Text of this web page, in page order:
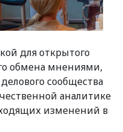
для открытого
обмена мнениями,
сообщества
аналитике
изменений в